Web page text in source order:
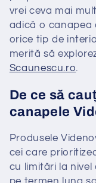
vrei ceva mai
adică o canapea
orice tip de
merită să
Scaunescu.ro.
De ce să
canapele
Produsele
cei care
cu limitări la